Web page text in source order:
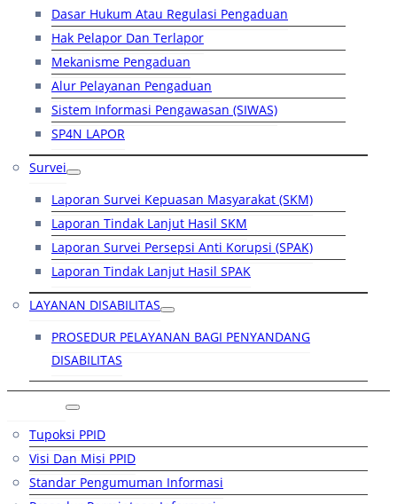
Dasar Hukum Atau Regulasi Pengaduan
Hak Pelapor Dan Terlapor
Mekanisme Pengaduan
Alur Pelayanan Pengaduan
Sistem Informasi Pengawasan (SIWAS)
SP4N LAPOR
Survei
Laporan Survei Kepuasan Masyarakat (SKM)
Laporan Tindak Lanjut Hasil SKM
Laporan Survei Persepsi Anti Korupsi (SPAK)
Laporan Tindak Lanjut Hasil SPAK
LAYANAN DISABILITAS
PROSEDUR PELAYANAN BAGI PENYANDANG
DISABILITAS
Tupoksi PPID
Visi Dan Misi PPID
Standar Pengumuman Informasi